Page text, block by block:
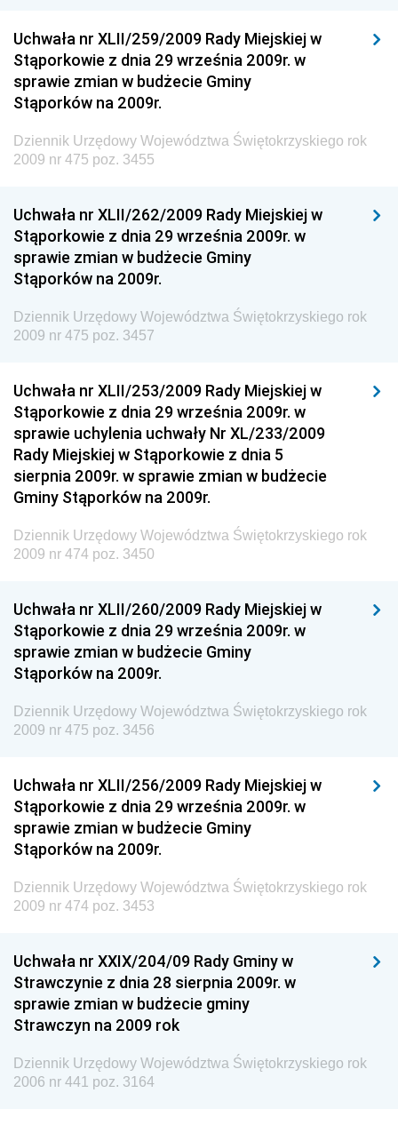
Dziennik Urzędowy Ministerstwa Kultury, Dziedzictwa
Narodowego i Sportu
Dziennik Urzędowy Ministra Finansów, Funduszy i
Dziennik Urzędowy Ministra Rozwoju, Pracy i
Dziennik Urzędowy Ministra Kultury, Dziedzictwa
Narodowego i Sportu
Dziennik Urzędowy Ministra Rodziny i Polityki
Społecznej
Dziennik Urzędowy Komendy Głównej Straży
Granicznej
Drogowego
Dziennik Urzędowy Narodowego Banku Polskiego
Dziennik Urzędowy Komendy Głównej Policji
Dziennik Urzędowy Ministra Pracy i Polityki
Społecznej
Dziennik Urzędowy Ministra Transportu, Budownictwa
i Gospodarki Morskiej
Dziennik Urzędowy Ministra Spraw Zagranicznych
Dziennik Urzędowy Centralnego Biura
Antykorupcyjnego
Wewnętrznego
Dziennik Urzędowy Urzędu Patentowego
Dziennik Urzędowy Generalnej Dyrekcji Dróg
Krajowych i Autostrad
Dziennik Urzędowy Ministra Środowiska
Dziennik Urzędowy Ministra Edukacji
Dziennik Urzędowy Ministra Przemysłu
Dziennik Urzędowy Ministra Finansów i Gospodarki
Dziennik Urzędowy Ministra do Spraw Unii
Dziennik Urzędowy Agencji Wywiadu
Uchwała nr XLII/259/2009 Rady Miejskiej w
Stąporkowie z dnia 29 września 2009r. w
sprawie zmian w budżecie Gminy
Stąporków na 2009r.
Dziennik Urzędowy Województwa Świętokrzyskiego rok
2009 nr 475 poz. 3455
Uchwała nr XLII/262/2009 Rady Miejskiej w
Stąporkowie z dnia 29 września 2009r. w
sprawie zmian w budżecie Gminy
Stąporków na 2009r.
Dziennik Urzędowy Województwa Świętokrzyskiego rok
2009 nr 475 poz. 3457
Uchwała nr XLII/253/2009 Rady Miejskiej w
Stąporkowie z dnia 29 września 2009r. w
sprawie uchylenia uchwały Nr XL/233/2009
Rady Miejskiej w Stąporkowie z dnia 5
sierpnia 2009r. w sprawie zmian w budżecie
Gminy Stąporków na 2009r.
Dziennik Urzędowy Województwa Świętokrzyskiego rok
2009 nr 474 poz. 3450
Uchwała nr XLII/260/2009 Rady Miejskiej w
Stąporkowie z dnia 29 września 2009r. w
sprawie zmian w budżecie Gminy
Stąporków na 2009r.
Dziennik Urzędowy Województwa Świętokrzyskiego rok
2009 nr 475 poz. 3456
Uchwała nr XLII/256/2009 Rady Miejskiej w
Stąporkowie z dnia 29 września 2009r. w
sprawie zmian w budżecie Gminy
Stąporków na 2009r.
Dziennik Urzędowy Województwa Świętokrzyskiego rok
2009 nr 474 poz. 3453
Uchwała nr XXIX/204/09 Rady Gminy w
Strawczynie z dnia 28 sierpnia 2009r. w
sprawie zmian w budżecie gminy
Strawczyn na 2009 rok
Dziennik Urzędowy Województwa Świętokrzyskiego rok
2006 nr 441 poz. 3164